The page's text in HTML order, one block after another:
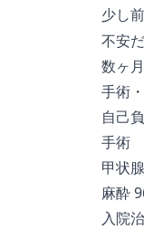
少し
不安
数ヶ
手術
自己
手術
甲状
麻酔
入院